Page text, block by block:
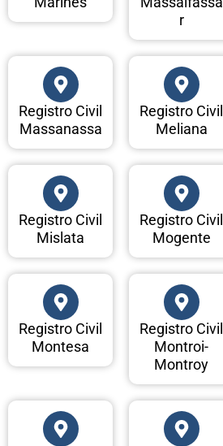
r
Registro Civil
Massanassa
Registro Civil
Meliana
Registro Civil
Mislata
Registro Civil
Mogente
Registro Civil
Montesa
Registro Civil
Montroi-
Montroy